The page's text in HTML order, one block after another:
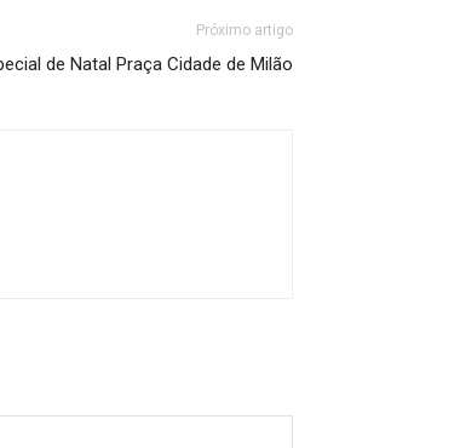
Próximo artigo
de Natal Praça Cidade de Milão